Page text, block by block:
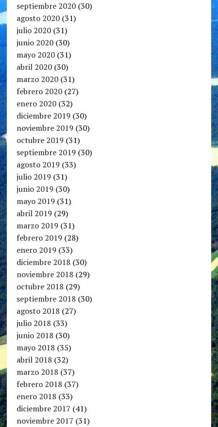
septiembre 2020(30)
agosto 2020(31)
julio 2020(31)
junio 2020(30)
mayo 2020(31)
abril 2020(30)
marzo 2020(31)
febrero 2020(27)
enero 2020(32)
diciembre 2019 (30)
noviembre 2019 (30)
octubre 2019 (31)
septiembre 2019 (30)
agosto 2019 (33)
julio 2019 (31)
junio 2019 (30)
mayo 2019 (31)
abril 2019 (29)
marzo 2019 (31)
febrero 2019 (28)
enero 2019 (33)
diciembre 2018 (30)
noviembre 2018 (29)
octubre 2018 (29)
septiembre 2018 (30)
agosto 2018 (27)
julio 2018 (33)
junio 2018 (30)
mayo 2018 (35)
abril 2018 (32)
marzo 2018 (37)
febrero 2018 (37)
enero 2018 (33)
diciembre 2017 (41)
noviembre 2017 (31)